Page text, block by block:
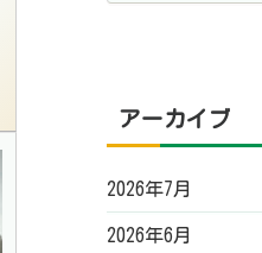
アーカイブ
2026年7月
2026年6月